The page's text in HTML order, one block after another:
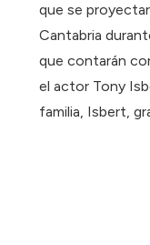
que se
Cantabria
que contarán
el actor Tony
familia, Isbert,